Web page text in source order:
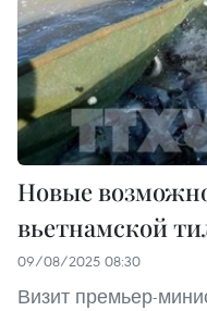
Новые
вьетнамской
09/08/2025 08:30
Визит премьер-